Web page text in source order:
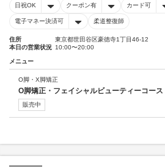
日祝OK クーポン有 カード可
電子マネー決済可 柔道整復師
住所
東京都世田谷区豪徳寺1丁目46-12
本日の営業状況 10:00〜20:00
メニュー
O脚・X脚矯正
O脚矯正・フェイシャルビューティーコース
販売中